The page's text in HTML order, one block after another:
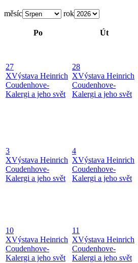
měsíc rok
Po Út
27
XVýstava Heinrich
Coudenhove-
Kalergi a jeho svět
28
XVýstava Heinrich
Coudenhove-
Kalergi a jeho svět
3
XVýstava Heinrich
Coudenhove-
Kalergi a jeho svět
4
XVýstava Heinrich
Coudenhove-
Kalergi a jeho svět
10
XVýstava Heinrich
Coudenhove-
Kalergi a jeho svět
11
XVýstava Heinrich
Coudenhove-
Kalergi a jeho svět